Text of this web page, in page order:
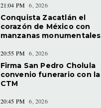
21:04 PM 6, 2026
Conquista Zacatlán el
corazón de México con
manzanas monumentales
20:55 PM 6, 2026
Firma San Pedro Cholula
convenio funerario con la
CTM
20:45 PM 6, 2026